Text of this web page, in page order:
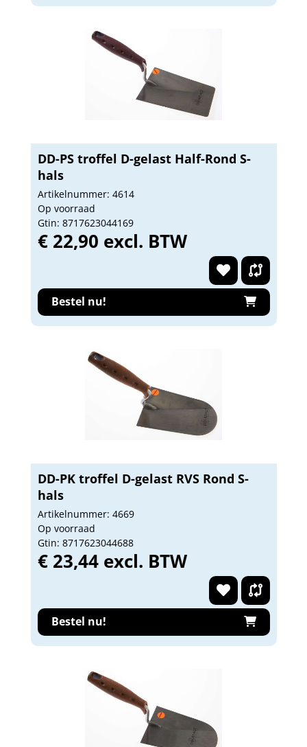
DD-PS troffel D-gelast Half-Rond S-
hals
Artikelnummer: 4614
Op voorraad
Gtin: 8717623044169
€ 22,90 excl. BTW
Bestel nu!
DD-PK troffel D-gelast RVS Rond S-
hals
Artikelnummer: 4669
Op voorraad
Gtin: 8717623044688
€ 23,44 excl. BTW
Bestel nu!